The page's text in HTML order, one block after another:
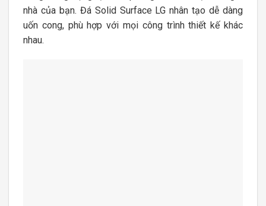
nhà của bạn. Đá Solid Surface LG nhân tạo dễ dàng
uốn cong, phù hợp với mọi công trình thiết kế khác
nhau.